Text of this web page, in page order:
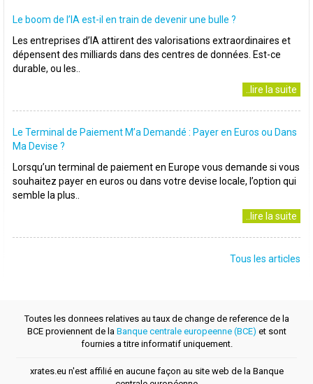
Le boom de l’IA est-il en train de devenir une bulle ?
Les entreprises d’IA attirent des valorisations extraordinaires et
dépensent des milliards dans des centres de données. Est-ce
durable, ou les..
..lire la suite
Le Terminal de Paiement M’a Demandé : Payer en Euros ou Dans
Ma Devise ?
Lorsqu’un terminal de paiement en Europe vous demande si vous
souhaitez payer en euros ou dans votre devise locale, l’option qui
semble la plus..
..lire la suite
Tous les articles
Toutes les donnees relatives au taux de change de reference de la
BCE proviennent de la Banque centrale europeenne (BCE) et sont
fournies a titre informatif uniquement.
xrates.eu n'est affilié en aucune façon au site web de la Banque